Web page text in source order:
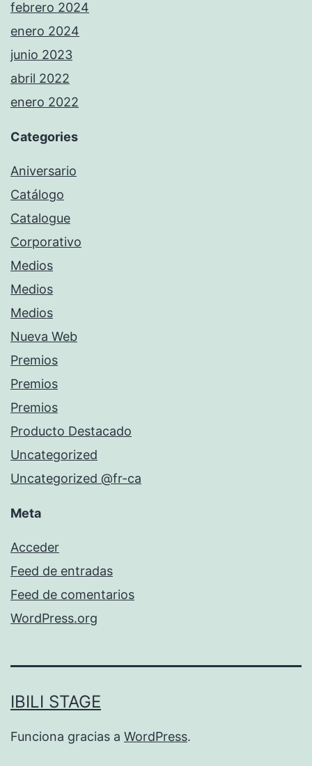
febrero 2024
enero 2024
junio 2023
abril 2022
enero 2022
Categories
Aniversario
Catálogo
Catalogue
Corporativo
Medios
Medios
Medios
Nueva Web
Premios
Premios
Premios
Producto Destacado
Uncategorized
Uncategorized @fr-ca
Meta
Acceder
Feed de entradas
Feed de comentarios
WordPress.org
IBILI STAGE
Funciona gracias a WordPress.